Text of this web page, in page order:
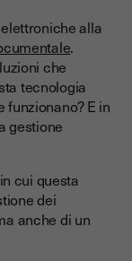
alla
.
che
tecnologia
E in
gestione
cui questa
dei
anche di un